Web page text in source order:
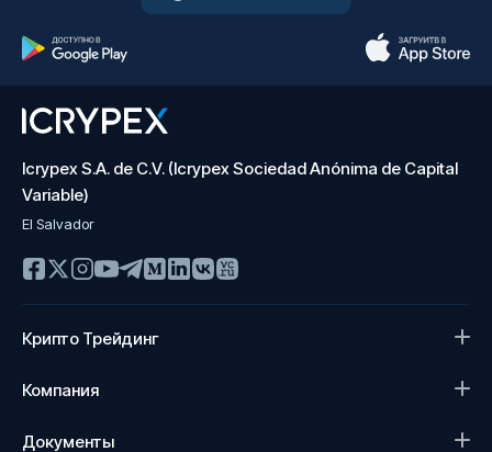
Icrypex S.A. de C.V. (Icrypex Sociedad Anónima de Capital
Variable)
El Salvador
Крипто Трейдинг
Компания
Документы